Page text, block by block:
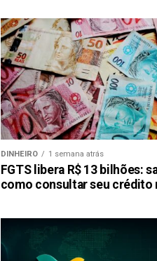
DINHEIRO 1 semana atrás
FGTS libera R$ 13 bilhões:
como consultar seu crédito